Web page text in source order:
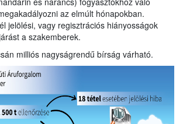
az elmúlt hónapokban.
jelölési, vagy regisztrációs hiányosságok
a szakemberek.
milliós nagyságrendű bírság várható.